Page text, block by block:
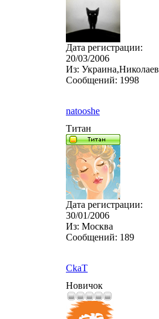
Дата регистрации:
20/03/2006
Из: Украина,Николаев
Сообщений: 1998
natooshe
Титан
Дата регистрации:
30/01/2006
Из: Москва
Сообщений: 189
CkaT
Новичок